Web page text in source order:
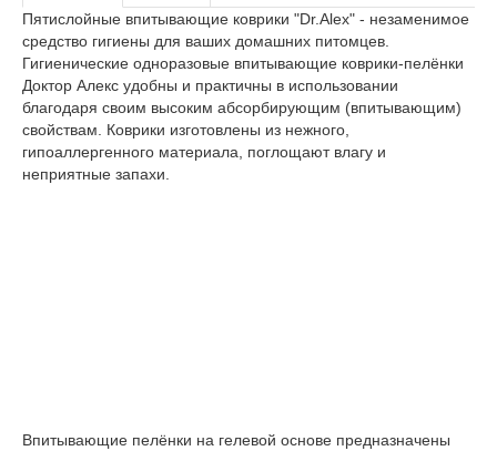
Пятислойные впитывающие коврики "Dr.Alex" - незаменимое
средство гигиены для ваших домашних питомцев.
Гигиенические одноразовые впитывающие коврики-пелёнки
Доктор Алекс удобны и практичны в использовании
благодаря своим высоким абсорбирующим (впитывающим)
свойствам. Коврики изготовлены из нежного,
гипоаллергенного материала, поглощают влагу и
неприятные запахи.
Впитывающие пелёнки на гелевой основе предназначены